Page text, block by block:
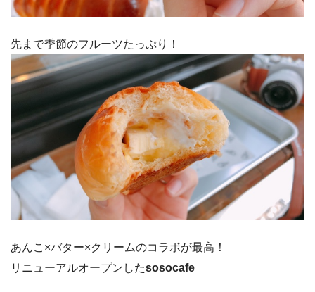
先まで季節のフルーツたっぷり！
あんこ×バター×クリームのコラボが最高！
リニューアルオープンしたsosocafe